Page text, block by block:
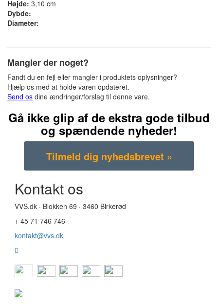
Højde: 3,10 cm
Dybde:
Diameter:
Mangler der noget?
Fandt du en fejl eller mangler i produktets oplysninger?
Hjælp os med at holde varen opdateret.
Send os dine ændringer/forslag til denne vare.
Gå ikke glip af de ekstra gode tilbud
og spændende nyheder!
Kontakt os
VVS.dk · Blokken 69 · 3460 Birkerød
+ 45 71 746 746
kontakt@vvs.dk